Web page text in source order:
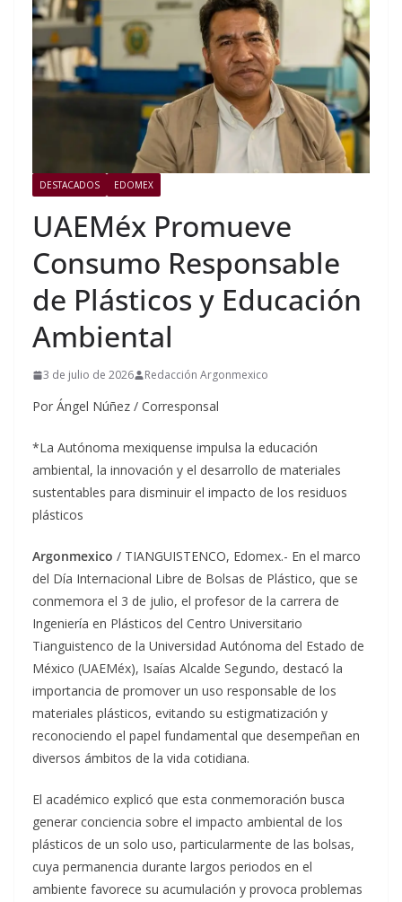
DESTACADOS EDOMEX
UAEMéx Promueve
Consumo Responsable
de Plásticos y Educación
Ambiental
3 de julio de 2026 Redacción Argonmexico
Por Ángel Núñez / Corresponsal
*La Autónoma mexiquense impulsa la educación
ambiental, la innovación y el desarrollo de materiales
sustentables para disminuir el impacto de los residuos
plásticos
Argonmexico / TIANGUISTENCO, Edomex.- En el marco
del Día Internacional Libre de Bolsas de Plástico, que se
conmemora el 3 de julio, el profesor de la carrera de
Ingeniería en Plásticos del Centro Universitario
Tianguistenco de la Universidad Autónoma del Estado de
México (UAEMéx), Isaías Alcalde Segundo, destacó la
importancia de promover un uso responsable de los
materiales plásticos, evitando su estigmatización y
reconociendo el papel fundamental que desempeñan en
diversos ámbitos de la vida cotidiana.
El académico explicó que esta conmemoración busca
generar conciencia sobre el impacto ambiental de los
plásticos de un solo uso, particularmente de las bolsas,
cuya permanencia durante largos periodos en el
ambiente favorece su acumulación y provoca problemas